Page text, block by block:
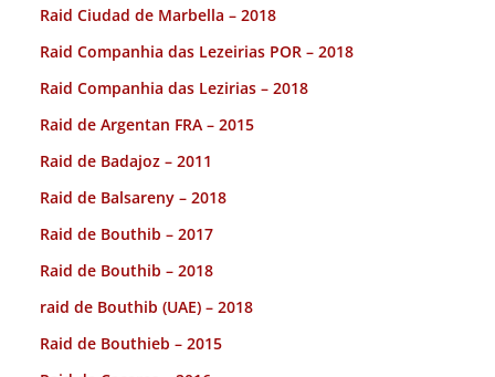
Raid Ciudad de Marbella – 2018
Raid Companhia das Lezeirias POR – 2018
Raid Companhia das Lezirias – 2018
Raid de Argentan FRA – 2015
Raid de Badajoz – 2011
Raid de Balsareny – 2018
Raid de Bouthib – 2017
Raid de Bouthib – 2018
raid de Bouthib (UAE) – 2018
Raid de Bouthieb – 2015